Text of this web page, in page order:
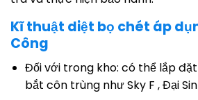
Kĩ thuật diệt bọ chét áp
Công
Đối với trong kho: có thể lắp
bắt côn trùng như Sky F , Đại